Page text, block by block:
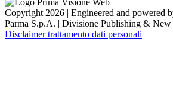
Copyright 2026 | Engineered and powered
Parma S.p.A. | Divisione Publishing & New
Disclaimer trattamento dati personali